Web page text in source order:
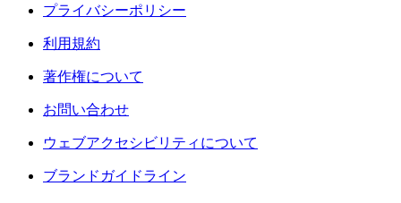
プライバシーポリシー
利用規約
著作権について
お問い合わせ
ウェブアクセシビリティについて
ブランドガイドライン